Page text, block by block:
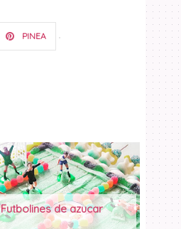
PINEA
Futbolines de azucar